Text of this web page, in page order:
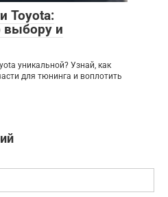
Toyota:
выбору и
уникальной? Узнай, как
для тюнинга и воплотить